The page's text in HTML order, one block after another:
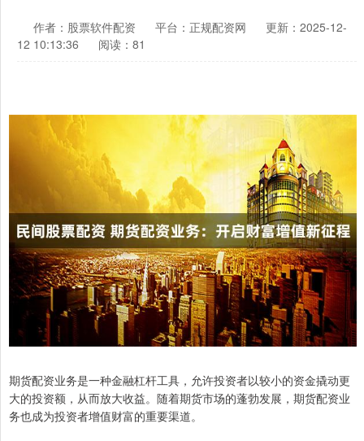
作者：股票软件配资 平台：正规配资网
更新：2025-12-
12 10:13:36
阅读：81
期货配资业务是一种金融杠杆工具，允许投资者以较小的资金撬动更
大的投资额，从而放大收益。随着期货市场的蓬勃发展，期货配资业
务也成为投资者增值财富的重要渠道。